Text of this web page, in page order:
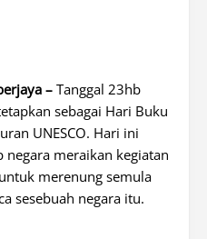
– Tanggal 23hb
sebagai Hari Buku
UNESCO. Hari ini
meraikan kegiatan
merenung semula
sesebuah negara itu.